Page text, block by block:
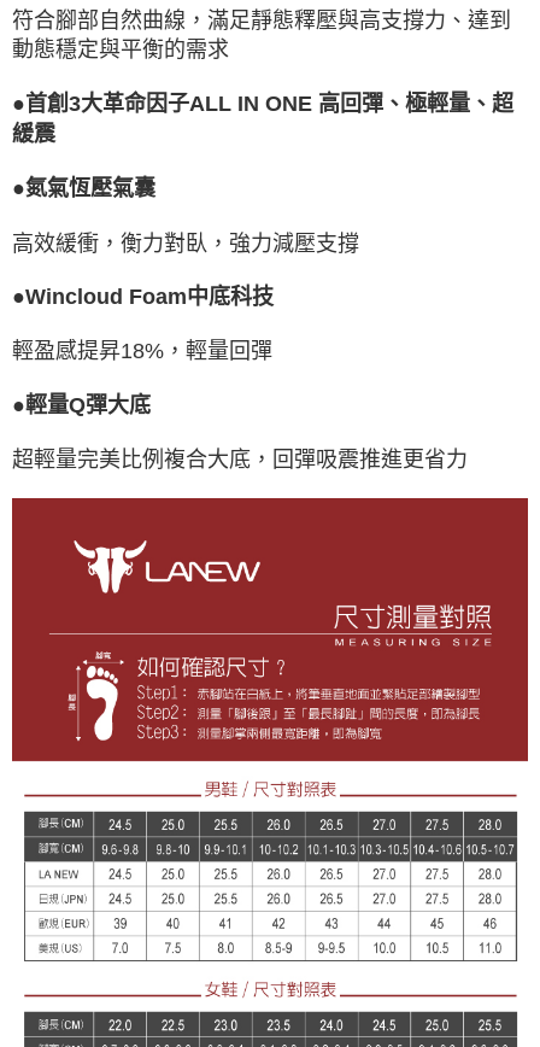
符合腳部自然曲線，滿足靜態釋壓與高支撐力、達到
動態穩定與平衡的需求
●首創3大革命因子ALL IN ONE 高回彈、極輕量、超
緩震
●氮氣恆壓氣囊
高效緩衝，衡力對臥，強力減壓支撐
●Wincloud Foam中底科技
輕盈感提昇18%，輕量回彈
●輕量Q彈大底
超輕量完美比例複合大底，回彈吸震推進更省力